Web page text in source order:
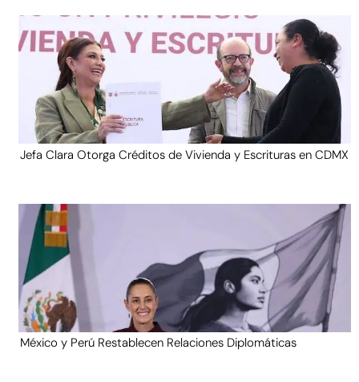
Jefa Clara Otorga Créditos de Vivienda y Escrituras en CDMX
México y Perú Restablecen Relaciones Diplomáticas